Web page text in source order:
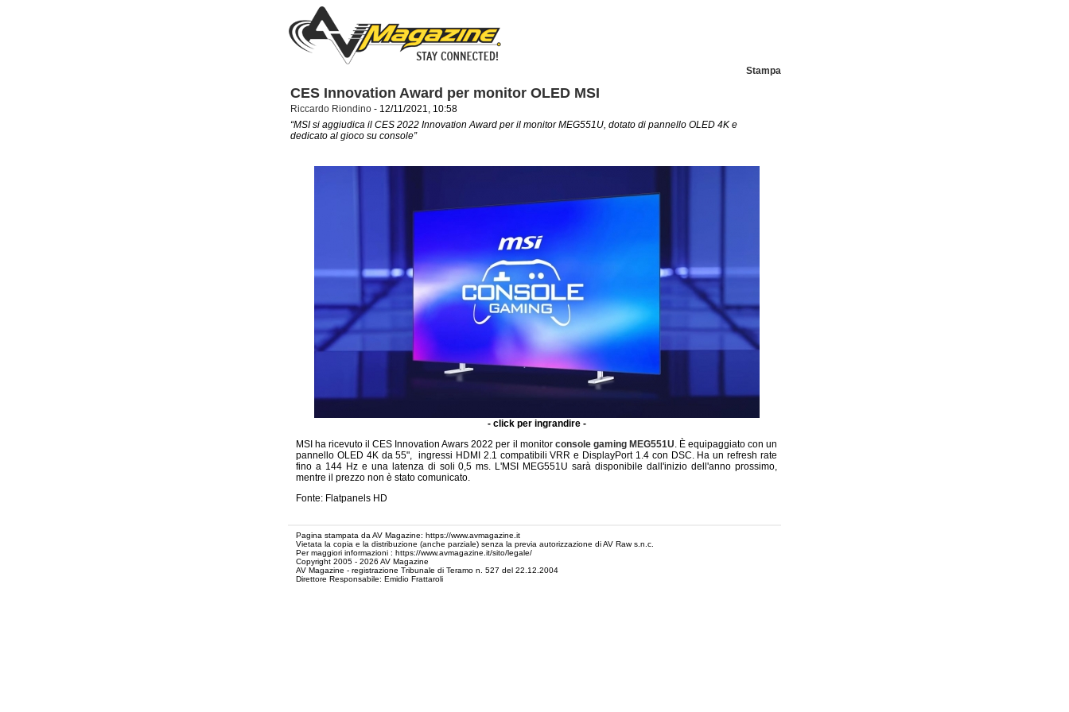
Stampa
CES Innovation Award per monitor OLED MSI
Riccardo Riondino - 12/11/2021, 10:58
“MSI si aggiudica il CES 2022 Innovation Award per il monitor MEG551U, dotato di pannello OLED 4K e
dedicato al gioco su console”
- click per ingrandire -
MSI ha ricevuto il CES Innovation Awars 2022 per il monitor console gaming MEG551U. È equipaggiato con un
pannello OLED 4K da 55", ingressi HDMI 2.1 compatibili VRR e DisplayPort 1.4 con DSC. Ha un refresh rate
fino a 144 Hz e una latenza di soli 0,5 ms. L'MSI MEG551U sarà disponibile dall'inizio dell'anno prossimo,
mentre il prezzo non è stato comunicato.
Fonte: Flatpanels HD
Pagina stampata da AV Magazine: https://www.avmagazine.it
Vietata la copia e la distribuzione (anche parziale) senza la previa autorizzazione di AV Raw s.n.c.
Per maggiori informazioni : https://www.avmagazine.it/sito/legale/
Copyright 2005 - 2026 AV Magazine
AV Magazine - registrazione Tribunale di Teramo n. 527 del 22.12.2004
Direttore Responsabile: Emidio Frattaroli